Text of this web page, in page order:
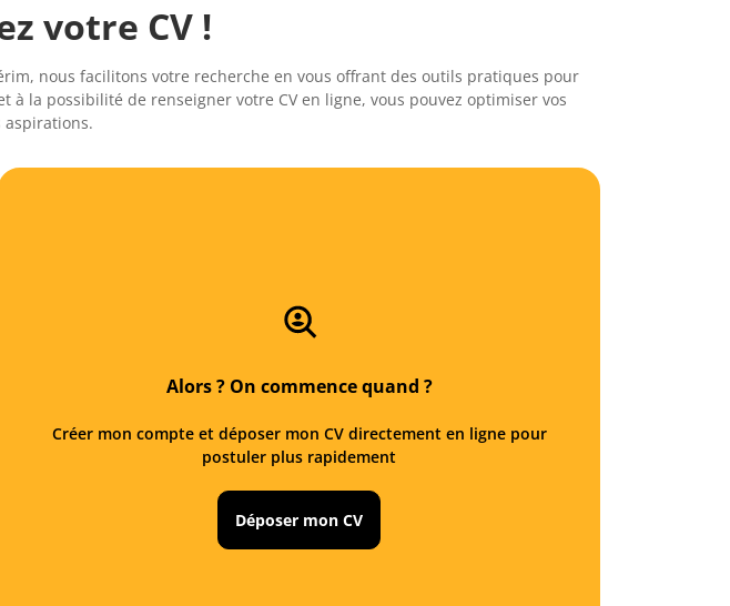
votre CV !
nous facilitons votre recherche en vous offrant des outils pratiques pour
la possibilité de renseigner votre CV en ligne, vous pouvez optimiser vos
aspirations.
Alors ? On commence quand ?
Créer mon compte et déposer mon CV directement en ligne pour
postuler plus rapidement
Déposer mon CV